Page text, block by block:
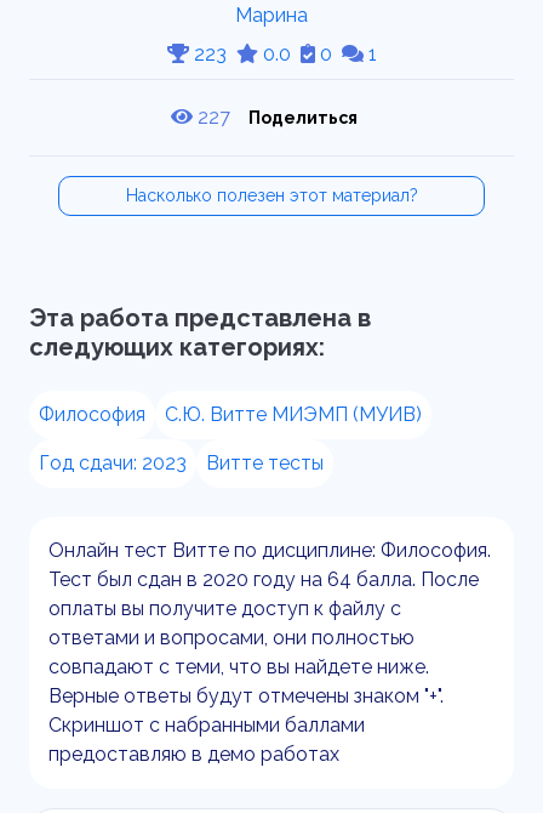
Марина
223
0.0 0 1
227 Поделиться
Насколько полезен этот материал?
Эта работа представлена в
следующих категориях:
Философия С.Ю. Витте МИЭМП (МУИВ)
Год сдачи: 2023 Витте тесты
Онлайн тест Витте по дисциплине: Философия.
Тест был сдан в 2020 году на 64 балла. После
оплаты вы получите доступ к файлу с
ответами и вопросами, они полностью
совпадают с теми, что вы найдете ниже.
Верные ответы будут отмечены знаком "+".
Скриншот с набранными баллами
предоставляю в демо работах